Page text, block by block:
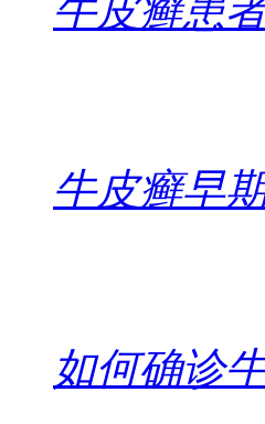
牛皮癣患
牛皮癣早
如何确诊